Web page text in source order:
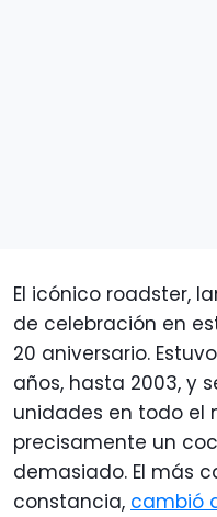
El icónico roadster,
de celebración en
20 aniversario.
años, hasta 2003, y
unidades en todo el
precisamente un
demasiado. El más
constancia, cambió